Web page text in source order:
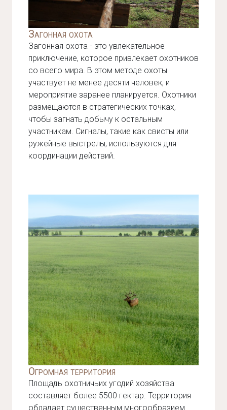
Загонная охота
Загонная охота - это увлекательное
приключение, которое привлекает охотников
со всего мира. В этом методе охоты
участвует не менее десяти человек, и
мероприятие заранее планируется. Охотники
размещаются в стратегических точках,
чтобы загнать добычу к остальным
участникам. Сигналы, такие как свисты или
ружейные выстрелы, используются для
координации действий.
Огромная территория
Площадь охотничьих угодий хозяйства
составляет более 5500 гектар. Территория
обладает существенным многообразием